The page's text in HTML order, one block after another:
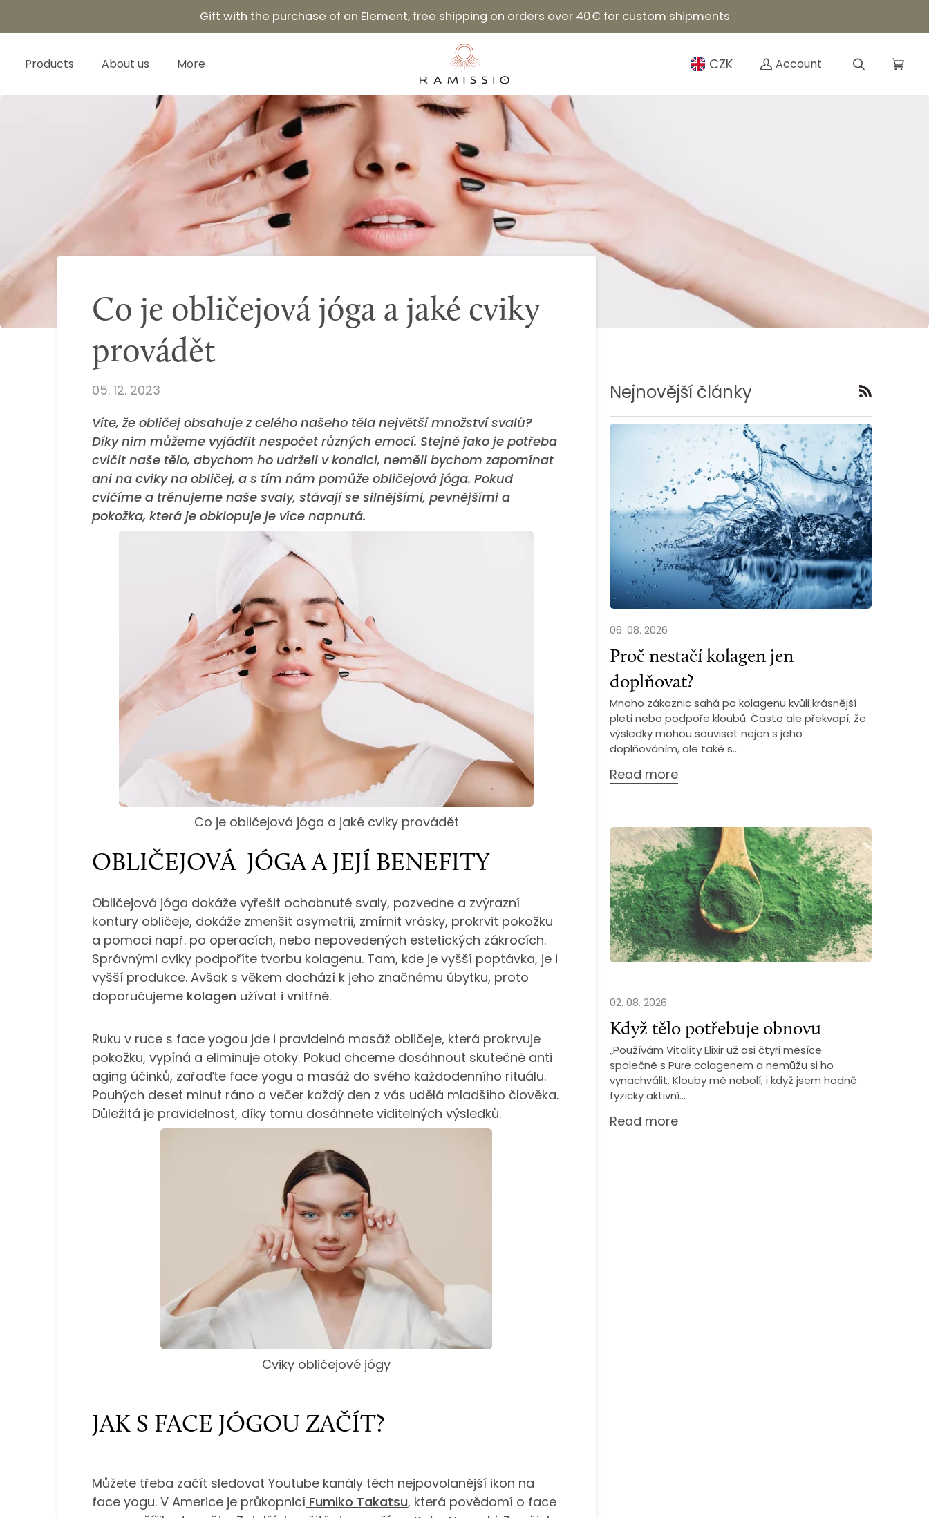
Gift with the purchase of an Element, free shipping on orders over 40€ for custom shipments
Products About us More CZK Account SearchCart
Co je obličejová jóga a jaké cviky
provádět
05. 12. 2023
Víte, že obličej obsahuje z celého našeho těla největší množství svalů?
Díky nim můžeme vyjádřit nespočet různých emocí. Stejně jako je potřeba
cvičit naše tělo, abychom ho udrželi v kondici, neměli bychom zapomínat
ani na cviky na obličej, a s tím nám pomůže obličejová jóga. Pokud
cvičíme a trénujeme naše svaly, stávají se silnějšími, pevnějšími a
pokožka, která je obklopuje je více napnutá.
Co je obličejová jóga a jaké cviky provádět
OBLIČEJOVÁ JÓGA A JEJÍ BENEFITY
Obličejová jóga dokáže vyřešit ochabnuté svaly, pozvedne a zvýrazní
kontury obličeje, dokáže zmenšit asymetrii, zmírnit vrásky, prokrvit pokožku
a pomoci např. po operacích, nebo nepovedených estetických zákrocích.
Správnými cviky podpoříte tvorbu kolagenu. Tam, kde je vyšší poptávka, je i
vyšší produkce. Avšak s věkem dochází k jeho značnému úbytku, proto
doporučujeme kolagen užívat i vnitřně.
Ruku v ruce s face yogou jde i pravidelná masáž obličeje, která prokrvuje
pokožku, vypíná a eliminuje otoky. Pokud chceme dosáhnout skutečně anti
aging účinků, zařaďte face yogu a masáž do svého každodenního rituálu.
Pouhých deset minut ráno a večer každý den z vás udělá mladšího člověka.
Důležitá je pravidelnost, díky tomu dosáhnete viditelných výsledků.
Cviky obličejové jógy
JAK S FACE JÓGOU ZAČÍT?
Můžete třeba začít sledovat Youtube kanály těch nejpovolanější ikon na
face yogu. V Americe je průkopnicí Fumiko Takatsu, která povědomí o face
Nejnovější články RSS
06. 08. 2026
Proč nestačí kolagen jen
doplňovat?
Mnoho zákaznic sahá po kolagenu kvůli krásnější
pleti nebo podpoře kloubů. Často ale překvapí, že
výsledky mohou souviset nejen s jeho
doplňováním, ale také s...
Read more
02. 08. 2026
Když tělo potřebuje obnovu
„Používám Vitality Elixir už asi čtyři měsíce
společně s Pure colagenem a nemůžu si ho
vynachválit. Klouby mě nebolí, i když jsem hodně
fyzicky aktivní...
Read more